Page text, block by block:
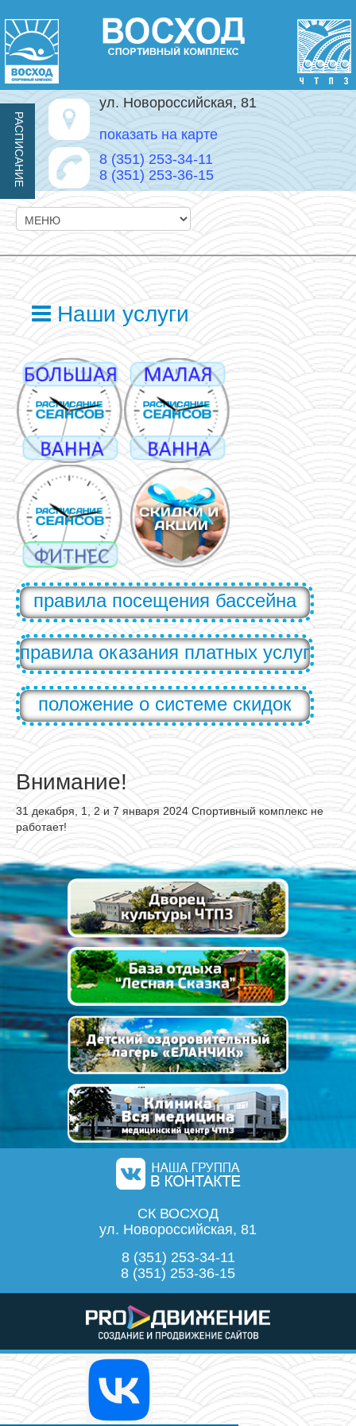
ул. Новороссийская, 81
показать на карте
8 (351) 253-34-11
8 (351) 253-36-15
РАСПИСАНИЕ
правила посещения бассейна
правила оказания платных услуг
положение о системе скидок
Внимание!
31 декабря, 1, 2 и 7 января 2024 Спортивный комплекс не
работает!
СК ВОСХОД
ул. Новороссийская, 81
8 (351) 253-34-11
8 (351) 253-36-15